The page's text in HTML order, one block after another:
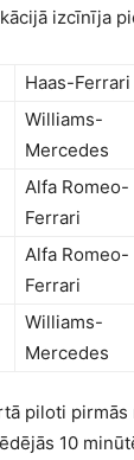
izcīnīja
Haas-Ferrari
Williams-
Mercedes
Alfa Romeo-
Ferrari
Alfa Romeo-
Ferrari
Williams-
Mercedes
piloti
10